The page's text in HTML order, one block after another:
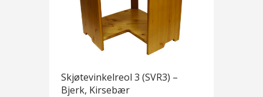
Skjøtevinkelreol 3 (SVR3) –
Bjerk, Kirsebær